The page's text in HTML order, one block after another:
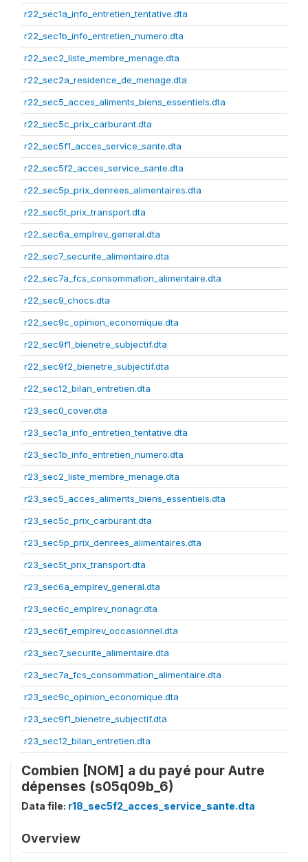
r22_sec1a_info_entretien_tentative.dta
r22_sec1b_info_entretien_numero.dta
r22_sec2_liste_membre_menage.dta
r22_sec2a_residence_de_menage.dta
r22_sec5_acces_aliments_biens_essentiels.dta
r22_sec5c_prix_carburant.dta
r22_sec5f1_acces_service_sante.dta
r22_sec5f2_acces_service_sante.dta
r22_sec5p_prix_denrees_alimentaires.dta
r22_sec5t_prix_transport.dta
r22_sec6a_emplrev_general.dta
r22_sec7_securite_alimentaire.dta
r22_sec7a_fcs_consommation_alimentaire.dta
r22_sec9_chocs.dta
r22_sec9c_opinion_economique.dta
r22_sec9f1_bienetre_subjectif.dta
r22_sec9f2_bienetre_subjectif.dta
r22_sec12_bilan_entretien.dta
r23_sec0_cover.dta
r23_sec1a_info_entretien_tentative.dta
r23_sec1b_info_entretien_numero.dta
r23_sec2_liste_membre_menage.dta
r23_sec5_acces_aliments_biens_essentiels.dta
r23_sec5c_prix_carburant.dta
r23_sec5p_prix_denrees_alimentaires.dta
r23_sec5t_prix_transport.dta
r23_sec6a_emplrev_general.dta
r23_sec6c_emplrev_nonagr.dta
r23_sec6f_emplrev_occasionnel.dta
r23_sec7_securite_alimentaire.dta
r23_sec7a_fcs_consommation_alimentaire.dta
r23_sec9c_opinion_economique.dta
r23_sec9f1_bienetre_subjectif.dta
r23_sec12_bilan_entretien.dta
Combien [NOM] a du payé pour Autre
dépenses (s05q09b_6)
Data file: r18_sec5f2_acces_service_sante.dta
Overview